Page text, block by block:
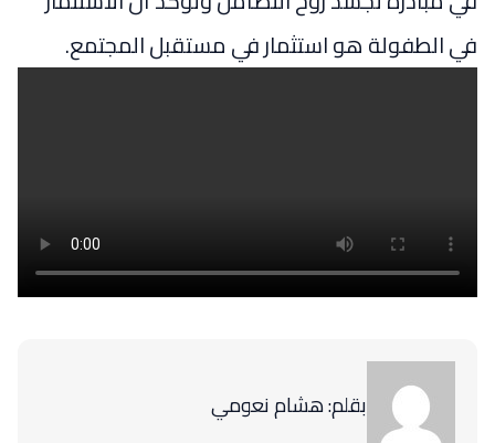
في الطفولة هو استثمار في مستقبل المجتمع.
بقلم: هشام نعومي